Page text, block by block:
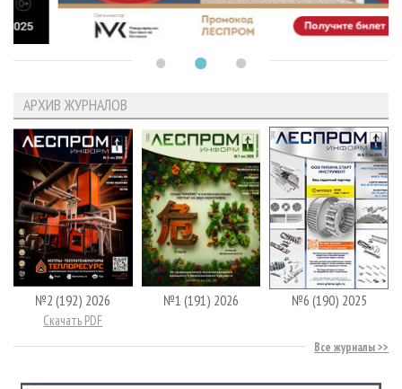
АРХИВ ЖУРНАЛОВ
№2 (192) 2026
Скачать PDF
№1 (191) 2026 №6 (190) 2025
Все журналы